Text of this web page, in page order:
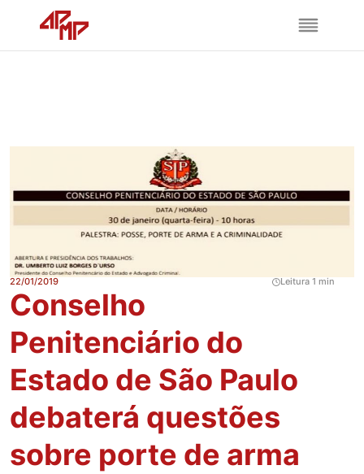
22/01/2019 Leitura 1 min
Conselho
Penitenciário do
Estado de São Paulo
debaterá questões
sobre porte de arma